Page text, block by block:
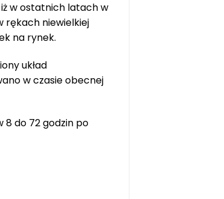
w ostatnich latach w
rękach niewielkiej
na rynek.
układ
w czasie obecnej
8 do 72 godzin po